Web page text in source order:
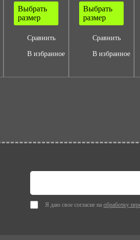
Выбрать
размер
Сравнить
В избранное
Выбрать
размер
Сравнить
В избранное
Я даю свое согласие на обработку